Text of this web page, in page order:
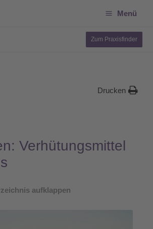
Menü
Zum Praxisfinder
Drucken
Verhütungsmittel
aufklappen